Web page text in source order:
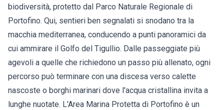
biodiversità, protetto dal Parco Naturale Regionale di
Portofino. Qui, sentieri ben segnalati si snodano tra la
macchia mediterranea, conducendo a punti panoramici da
cui ammirare il Golfo del Tigullio. Dalle passeggiate più
agevoli a quelle che richiedono un passo più allenato, ogni
percorso può terminare con una discesa verso calette
nascoste o borghi marinari dove l'acqua cristallina invita a
lunghe nuotate. L'Area Marina Protetta di Portofino è un